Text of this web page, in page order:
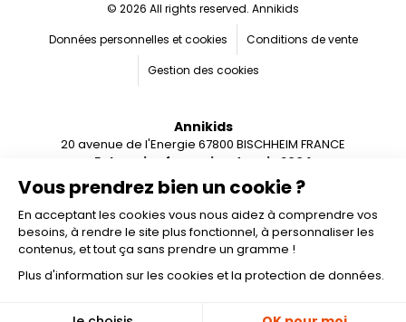
Vous prendrez bien un cookie ?
En acceptant les cookies vous nous aidez à comprendre vos
besoins, à rendre le site plus fonctionnel, à personnaliser les
contenus, et tout ça sans prendre un gramme !
Plus d'information sur les cookies et la protection de données.
© 2026 All rights reserved. Annikids
Données personnelles et cookies
Conditions de vente
Gestion des cookies
Annikids
20 avenue de l'Energie 67800 BISCHHEIM FRANCE
Entreprise française depuis 2004